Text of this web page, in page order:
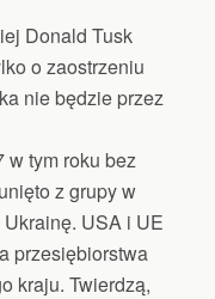
Donald Tusk
o zaostrzeniu
nie będzie przez
w tym roku bez
z grupy w
USA i UE
przesiębiorstwa
kraju. Twierdzą,